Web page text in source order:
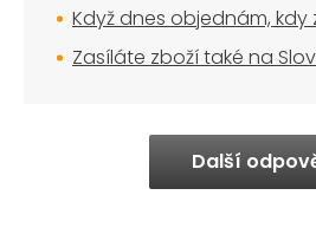
Když dnes objednám,
Zasíláte zboží také na
Další